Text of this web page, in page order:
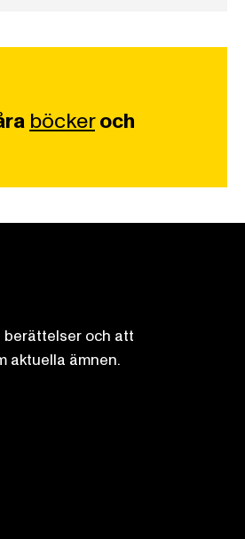
böckeroch
berättelser och att
aktuella ämnen.